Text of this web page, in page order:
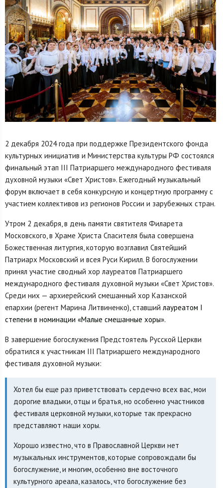
2 декабря 2024 года при поддержке Президентского фонда
культурных инициатив и Министерства культуры РФ состоялся
финальный этап III Патриаршего международного фестиваля
духовной музыки «Свет Христов». Ежегодный музыкальный
форум включает в себя конкурсную и концертную программу с
участием коллективов из регионов России и зарубежных стран.
Утром 2 декабря, в день памяти святителя Филарета
Московского, в Храме Христа Спасителя была совершена
Божественная литургия, которую возглавил Святейший
Патриарх Московский и всея Руси Кирилл. В богослужении
принял участие сводный хор лауреатов Патриаршего
международного фестиваля духовной музыки «Свет Христов».
Среди них — архиерейский смешанный хор Казанской
епархии (регент Марина Литвиненко), ставший лауреатом I
степени в номинации «Малые смешанные хоры».
В завершение богослужения Предстоятель Русской Церкви
обратился к участникам III Патриаршего международного
фестиваля духовной музыки:
Хотел бы еще раз приветствовать сердечно всех вас, мои
дорогие владыки, отцы и братья, но особенно участников
фестиваля церковной музыки, которые так прекрасно
представляют наши хоры.
Хорошо известно, что в Православной Церкви нет
музыкальных инструментов, которые сопровождали бы
богослужение, и многим, особенно вне восточного
культурного ареала, казалось, что богослужение без